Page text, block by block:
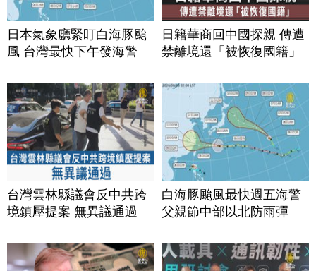
日本氣象廳緊盯白海豚颱
風 台灣最快下午發海警
日籍華商回中國探親 傳遭
禁離境還「被恢復國籍」
台灣雲林縣議會反中共跨
境鎮壓提案 無異議通過
白海豚颱風最快週五海警
父親節中部以北防雨彈